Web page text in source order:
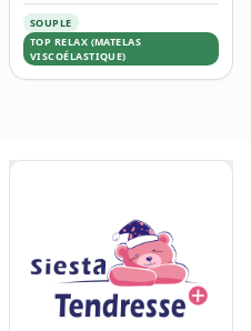
SOUPLE
TOP RELAX (MATELAS
VISCOÉLASTIQUE)